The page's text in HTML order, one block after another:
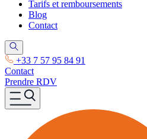
Tarifs et remboursements
Blog
Contact
+33 7 57 95 84 91
Contact
Prendre RDV